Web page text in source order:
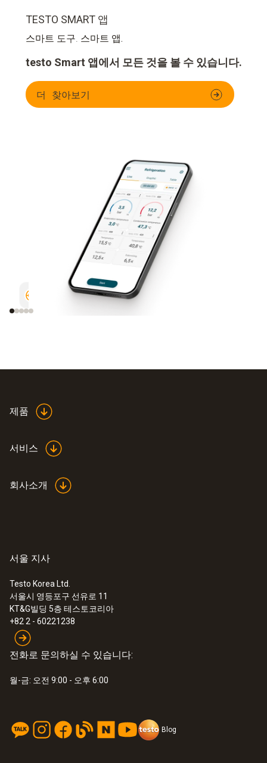
TESTO SMART 앱
스마트 도구. 스마트 앱.
testo Smart 앱에서 모든 것을 볼 수 있습니다.
더 찾아보기
측정 도구 구성 측정값 곡선을 그래픽으로
제품
서비스
회사소개
서울 지사
Testo Korea Ltd.
서울시 영등포구 선유로 11
KT&G빌딩 5층 테스토코리아
+82 2 - 60221238
전화로 문의하실 수 있습니다:
월-금: 오전 9:00 - 오후 6:00
Blog